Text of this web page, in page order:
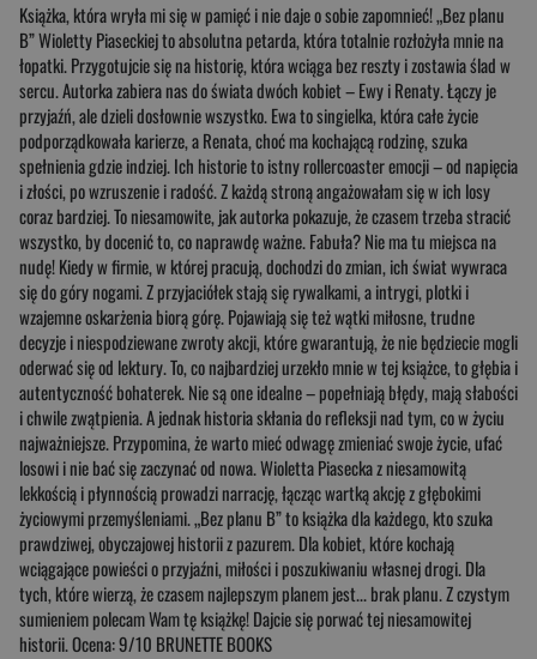
Książka, która wryła mi się w pamięć i nie daje o sobie zapomnieć! „Bez planu
B” Wioletty Piaseckiej to absolutna petarda, która totalnie rozłożyła mnie na
łopatki. Przygotujcie się na historię, która wciąga bez reszty i zostawia ślad w
sercu. Autorka zabiera nas do świata dwóch kobiet – Ewy i Renaty. Łączy je
przyjaźń, ale dzieli dosłownie wszystko. Ewa to singielka, która całe życie
podporządkowała karierze, a Renata, choć ma kochającą rodzinę, szuka
spełnienia gdzie indziej. Ich historie to istny rollercoaster emocji – od napięcia
i złości, po wzruszenie i radość. Z każdą stroną angażowałam się w ich losy
coraz bardziej. To niesamowite, jak autorka pokazuje, że czasem trzeba stracić
wszystko, by docenić to, co naprawdę ważne. Fabuła? Nie ma tu miejsca na
nudę! Kiedy w firmie, w której pracują, dochodzi do zmian, ich świat wywraca
się do góry nogami. Z przyjaciółek stają się rywalkami, a intrygi, plotki i
wzajemne oskarżenia biorą górę. Pojawiają się też wątki miłosne, trudne
decyzje i niespodziewane zwroty akcji, które gwarantują, że nie będziecie mogli
oderwać się od lektury. To, co najbardziej urzekło mnie w tej książce, to głębia i
autentyczność bohaterek. Nie są one idealne – popełniają błędy, mają słabości
i chwile zwątpienia. A jednak historia skłania do refleksji nad tym, co w życiu
najważniejsze. Przypomina, że warto mieć odwagę zmieniać swoje życie, ufać
losowi i nie bać się zaczynać od nowa. Wioletta Piasecka z niesamowitą
lekkością i płynnością prowadzi narrację, łącząc wartką akcję z głębokimi
życiowymi przemyśleniami. „Bez planu B” to książka dla każdego, kto szuka
prawdziwej, obyczajowej historii z pazurem. Dla kobiet, które kochają
wciągające powieści o przyjaźni, miłości i poszukiwaniu własnej drogi. Dla
tych, które wierzą, że czasem najlepszym planem jest... brak planu. Z czystym
sumieniem polecam Wam tę książkę! Dajcie się porwać tej niesamowitej
historii. Ocena: 9/10 BRUNETTE BOOKS